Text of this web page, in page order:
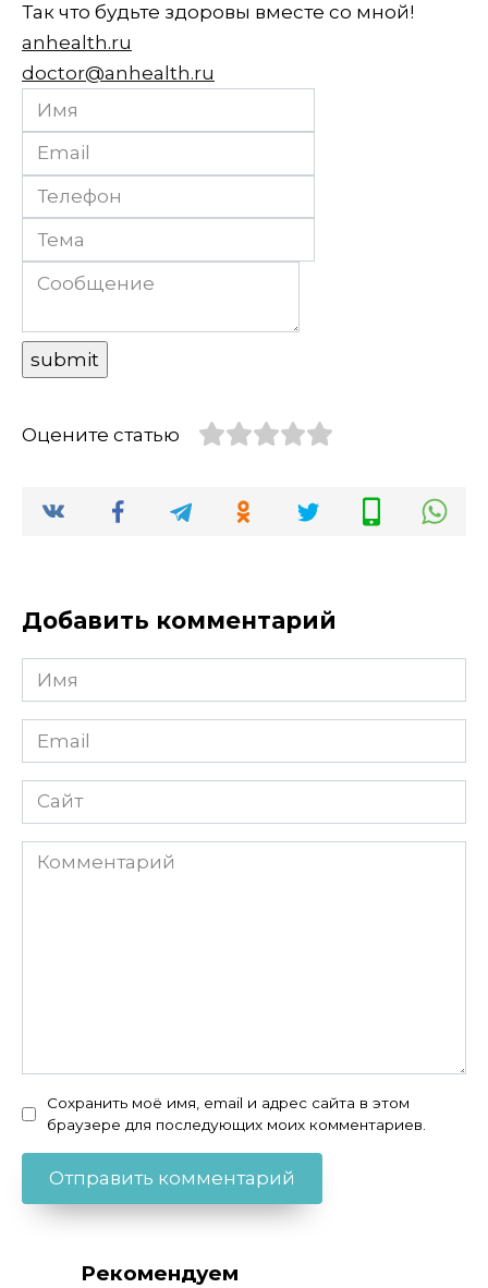
Так что будьте здоровы вместе со мной!
anhealth.ru
doctor@anhealth.ru
Оцените статью
Добавить комментарий
Имя
Email
Сайт
Комментарий
Сохранить моё имя, email и адрес сайта в этом
браузере для последующих моих комментариев.
Рекомендуем